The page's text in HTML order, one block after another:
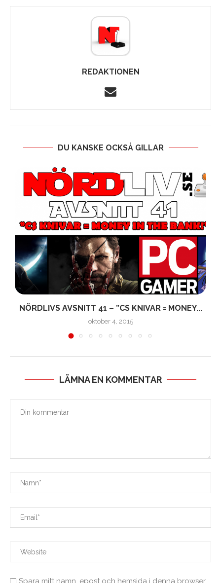
REDAKTIONEN
DU KANSKE OCKSÅ GILLAR
NÖRDLIVS AVSNITT 41 – ”CS KNIVAR = MONEY...
oktober 4, 2015
LÄMNA EN KOMMENTAR
Spara mitt namn, epost och hemsida i denna browser